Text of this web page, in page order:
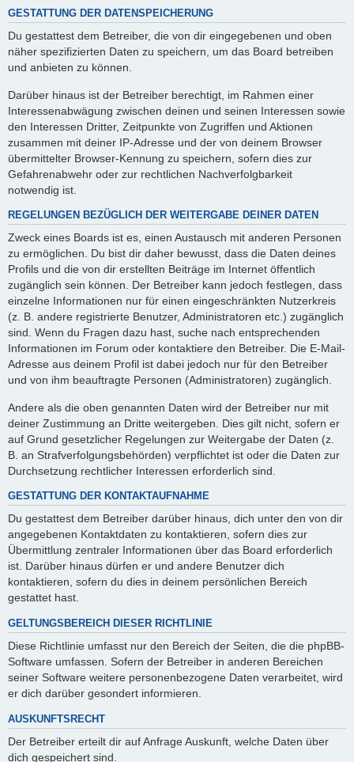
GESTATTUNG DER DATENSPEICHERUNG
Du gestattest dem Betreiber, die von dir eingegebenen und oben
näher spezifizierten Daten zu speichern, um das Board betreiben
und anbieten zu können.
Darüber hinaus ist der Betreiber berechtigt, im Rahmen einer
Interessenabwägung zwischen deinen und seinen Interessen sowie
den Interessen Dritter, Zeitpunkte von Zugriffen und Aktionen
zusammen mit deiner IP-Adresse und der von deinem Browser
übermittelter Browser-Kennung zu speichern, sofern dies zur
Gefahrenabwehr oder zur rechtlichen Nachverfolgbarkeit
notwendig ist.
REGELUNGEN BEZÜGLICH DER WEITERGABE DEINER DATEN
Zweck eines Boards ist es, einen Austausch mit anderen Personen
zu ermöglichen. Du bist dir daher bewusst, dass die Daten deines
Profils und die von dir erstellten Beiträge im Internet öffentlich
zugänglich sein können. Der Betreiber kann jedoch festlegen, dass
einzelne Informationen nur für einen eingeschränkten Nutzerkreis
(z. B. andere registrierte Benutzer, Administratoren etc.) zugänglich
sind. Wenn du Fragen dazu hast, suche nach entsprechenden
Informationen im Forum oder kontaktiere den Betreiber. Die E-Mail-
Adresse aus deinem Profil ist dabei jedoch nur für den Betreiber
und von ihm beauftragte Personen (Administratoren) zugänglich.
Andere als die oben genannten Daten wird der Betreiber nur mit
deiner Zustimmung an Dritte weitergeben. Dies gilt nicht, sofern er
auf Grund gesetzlicher Regelungen zur Weitergabe der Daten (z.
B. an Strafverfolgungsbehörden) verpflichtet ist oder die Daten zur
Durchsetzung rechtlicher Interessen erforderlich sind.
GESTATTUNG DER KONTAKTAUFNAHME
Du gestattest dem Betreiber darüber hinaus, dich unter den von dir
angegebenen Kontaktdaten zu kontaktieren, sofern dies zur
Übermittlung zentraler Informationen über das Board erforderlich
ist. Darüber hinaus dürfen er und andere Benutzer dich
kontaktieren, sofern du dies in deinem persönlichen Bereich
gestattet hast.
GELTUNGSBEREICH DIESER RICHTLINIE
Diese Richtlinie umfasst nur den Bereich der Seiten, die die phpBB-
Software umfassen. Sofern der Betreiber in anderen Bereichen
seiner Software weitere personenbezogene Daten verarbeitet, wird
er dich darüber gesondert informieren.
AUSKUNFTSRECHT
Der Betreiber erteilt dir auf Anfrage Auskunft, welche Daten über
dich gespeichert sind.